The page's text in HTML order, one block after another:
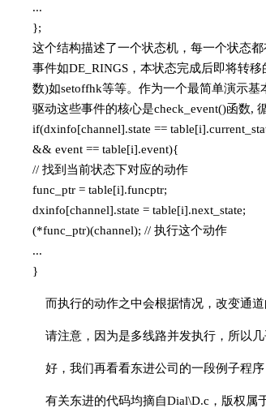
...
};
这个结构描述了一个状态机，每一个状态
事件如DE_RINGS，本状态完成后即将转
数)如setoffhk等等。作为一个最简单演示基
驱动这些事件的核心是check_event()函数,
if(dxinfo[channel].state ==
&& event == table[i].event){
// 找到当前状态下对应的动作
func_ptr = table[i].funcptr;
dxinfo[channel].state = table[i].next_state;
(*func_ptr)(channel); // 执行这个动作
...
}
而执行的动作之中会根据情况，改变通道
请注意，因为是多线路并发执行，所以
好，我们再看看东进公司的一段例子程序
有关东进的代码均摘自Dial\D.c，版权属